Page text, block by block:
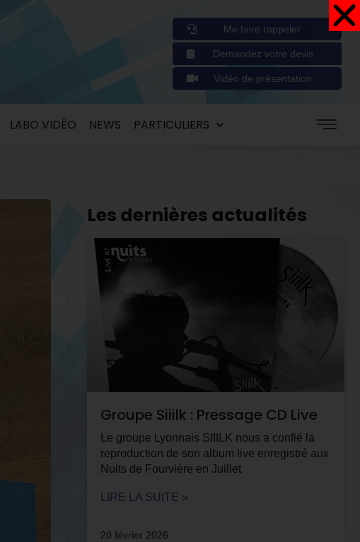
Me faire rappeler
Demandez votre devis
Vidéo de présentation
LABO VIDÉO NEWS PARTICULIERS
Les dernières actualités
Groupe Siiilk : Pressage CD Live
Le groupe Lyonnais SIIILK nous a confié la
reproduction de son album live enregistré aux
Nuits de Fourvière en Juillet
LIRE LA SUITE »
20 février 2026